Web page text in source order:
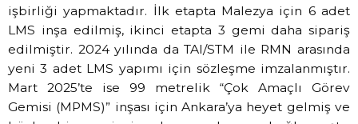
işbirliği yapmaktadır. İlk etapta Malezya için 6 adet
LMS inşa edilmiş, ikinci etapta 3 gemi daha sipariş
edilmiştir. 2024 yılında da TAI/STM ile RMN arasında
yeni 3 adet LMS yapımı için sözleşme imzalanmıştır.
Mart 2025’te ise 99 metrelik “Çok Amaçlı Görev
Gemisi (MPMS)” inşası için Ankara’ya heyet gelmiş ve